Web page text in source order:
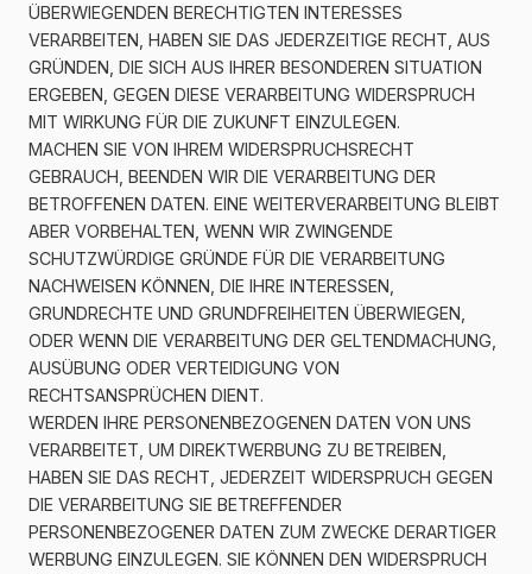
ÜBERWIEGENDEN BERECHTIGTEN INTERESSES
VERARBEITEN, HABEN SIE DAS JEDERZEITIGE RECHT, AUS
GRÜNDEN, DIE SICH AUS IHRER BESONDEREN SITUATION
ERGEBEN, GEGEN DIESE VERARBEITUNG WIDERSPRUCH
MIT WIRKUNG FÜR DIE ZUKUNFT EINZULEGEN.
MACHEN SIE VON IHREM WIDERSPRUCHSRECHT
GEBRAUCH, BEENDEN WIR DIE VERARBEITUNG DER
BETROFFENEN DATEN. EINE WEITERVERARBEITUNG BLEIBT
ABER VORBEHALTEN, WENN WIR ZWINGENDE
SCHUTZWÜRDIGE GRÜNDE FÜR DIE VERARBEITUNG
NACHWEISEN KÖNNEN, DIE IHRE INTERESSEN,
GRUNDRECHTE UND GRUNDFREIHEITEN ÜBERWIEGEN,
ODER WENN DIE VERARBEITUNG DER GELTENDMACHUNG,
AUSÜBUNG ODER VERTEIDIGUNG VON
RECHTSANSPRÜCHEN DIENT.
WERDEN IHRE PERSONENBEZOGENEN DATEN VON UNS
VERARBEITET, UM DIREKTWERBUNG ZU BETREIBEN,
HABEN SIE DAS RECHT, JEDERZEIT WIDERSPRUCH GEGEN
DIE VERARBEITUNG SIE BETREFFENDER
PERSONENBEZOGENER DATEN ZUM ZWECKE DERARTIGER
WERBUNG EINZULEGEN. SIE KÖNNEN DEN WIDERSPRUCH